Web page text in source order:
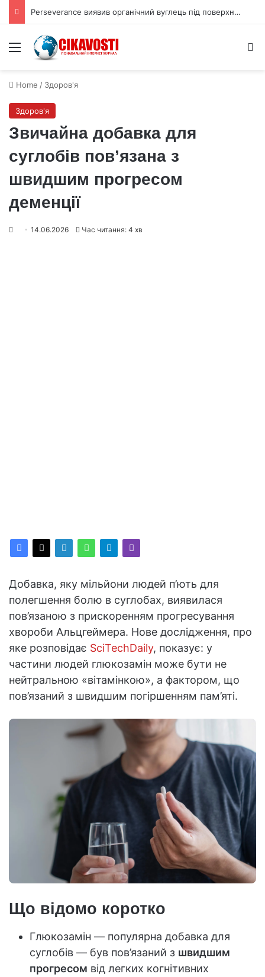
Perseverance виявив органічний вуглець під поверхнею Марса
Menu
Home / Здоров'я
Здоров'я
Звичайна добавка для
суглобів пов’язана з
швидшим прогресом
деменції
14.06.2026 Час читання: 4 хв
Добавка, яку мільйони людей п’ють для
полегшення болю в суглобах, виявилася
пов’язаною з прискоренням прогресування
хвороби Альцгеймера. Нове дослідження, про
яке розповідає SciTechDaily, показує: у
частини людей глюкозамін може бути не
нейтральною «вітамінкою», а фактором, що
пов’язаний з швидшим погіршенням пам’яті.
Що відомо коротко
Глюкозамін — популярна добавка для
суглобів — був пов’язаний з швидшим
прогресом від легких когнітивних